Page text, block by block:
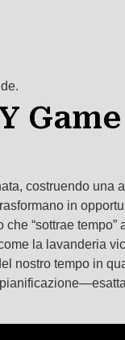
costruendo una
in
“sottrae tempo”
la lavanderia
nostro tempo in